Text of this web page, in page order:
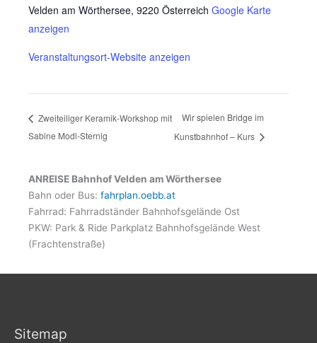
Velden am Wörthersee, 9220 Österreich Google Karte
anzeigen
Veranstaltungsort-Website anzeigen
Zweiteiliger Keramik-Workshop mit
Sabine Modl-Sternig
Wir spielen Bridge im
Kunstbahnhof – Kurs
ANREISE Bahnhof Velden am Wörthersee
Bahn oder Bus: fahrplan.oebb.at
Fahrrad: Fahrradständer Bahnhofsgelände Ost
PKW: Park & Ride Parkplatz Bahnhofsgelände West
(Frachtenstraße)
Sitemap